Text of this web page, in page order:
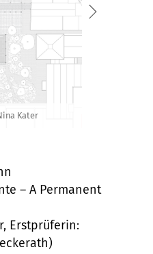
Kater
– A Permanent
Erstprüferin: